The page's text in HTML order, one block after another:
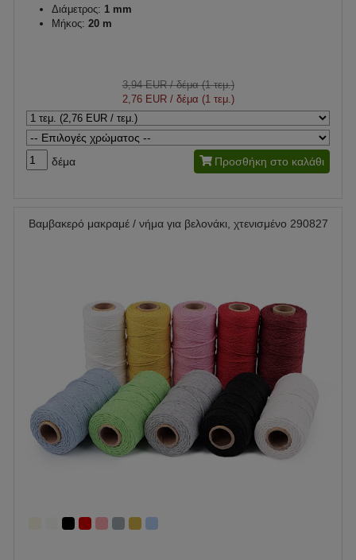
Διάμετρος: 1 mm
Μήκος: 20 m
3,94 EUR/ δέμα (1 τεμ.)
2,76 EUR/ δέμα (1 τεμ.)
δέμα Προσθήκη στο καλάθι
Βαμβακερό μακραμέ / νήμα για βελονάκι, χτενισμένο 290827